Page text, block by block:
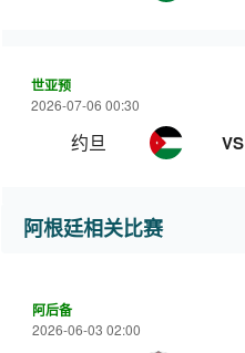
世亚预
2026-07-06 00:30
约旦 VS
阿根廷相关比赛
阿后备
2026-06-03 02:00